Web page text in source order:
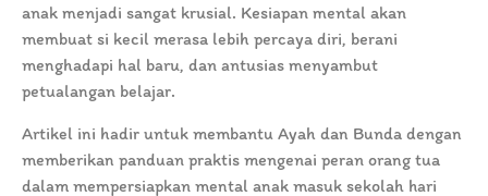
anak menjadi sangat krusial. Kesiapan mental akan
membuat si kecil merasa lebih percaya diri, berani
menghadapi hal baru, dan antusias menyambut
petualangan belajar.
Artikel ini hadir untuk membantu Ayah dan Bunda dengan
memberikan panduan praktis mengenai peran orang tua
dalam mempersiapkan mental anak masuk sekolah hari